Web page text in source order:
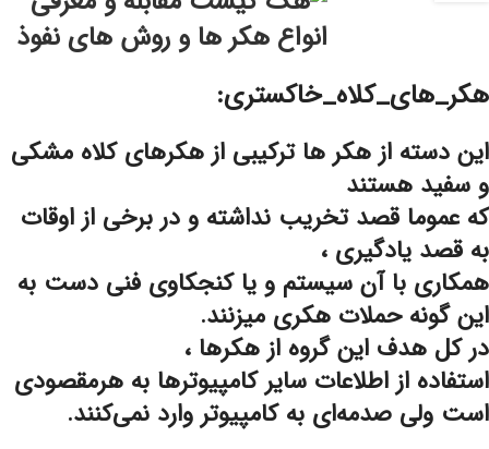
هکر_های_کلاه_خاکستری:
این دسته از هکر ها ترکیبی از هکرهای کلاه مشکی
و سفید هستند
که عموما قصد تخریب نداشته و در برخی از اوقات
به قصد یادگیری ،
همکاری با آن سیستم و یا کنجکاوی فنی دست به
این گونه حملات هکری میزنند.
در کل هدف این گروه از هکرها ،
استفاده از اطلاعات سایر کامپیوترها به هرمقصودی
است ولی صدمه‌ای به کامپیوتر وارد نمی‌کنند.